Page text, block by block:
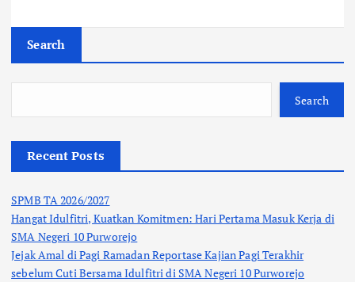
Search
Search
Recent Posts
SPMB TA 2026/2027
Hangat Idulfitri, Kuatkan Komitmen: Hari Pertama Masuk Kerja di
SMA Negeri 10 Purworejo
Jejak Amal di Pagi Ramadan Reportase Kajian Pagi Terakhir
sebelum Cuti Bersama Idulfitri di SMA Negeri 10 Purworejo